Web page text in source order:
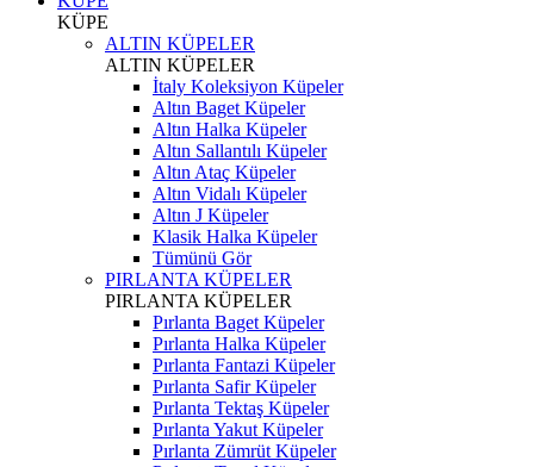
KÜPE
ALTIN KÜPELER
ALTIN KÜPELER
İtaly Koleksiyon Küpeler
Altın Baget Küpeler
Altın Halka Küpeler
Altın Sallantılı Küpeler
Altın Ataç Küpeler
Altın Vidalı Küpeler
Altın J Küpeler
Klasik Halka Küpeler
Tümünü Gör
PIRLANTA KÜPELER
PIRLANTA KÜPELER
Pırlanta Baget Küpeler
Pırlanta Halka Küpeler
Pırlanta Fantazi Küpeler
Pırlanta Safir Küpeler
Pırlanta Tektaş Küpeler
Pırlanta Yakut Küpeler
Pırlanta Zümrüt Küpeler